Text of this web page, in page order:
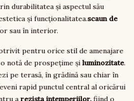
durabilitatea și aspectul său
și funcționalitatea.scaun de
sau în interior.
pentru orice stil de amenajare
notă de prospețime și luminozitate.
pe terasă, în grădină sau chiar în
rapid punctul central al oricărui
a rezista intemperiilor,fiind o